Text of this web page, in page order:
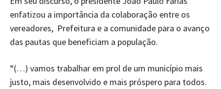
enfatizou a importância da colaboração entre os
vereadores, Prefeitura e a comunidade para o avanço
das pautas que beneficiam a população.
“(…) vamos trabalhar em prol de um município mais
justo, mais desenvolvido e mais próspero para todos.